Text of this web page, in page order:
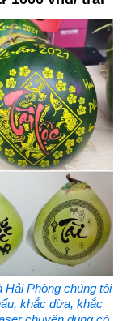
Phòng chúng tôi
khắc dừa, khắc